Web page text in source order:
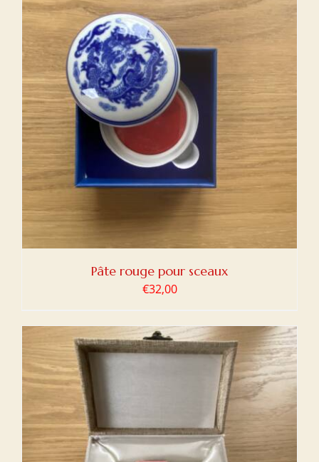
Pâte rouge pour sceaux
€32,00